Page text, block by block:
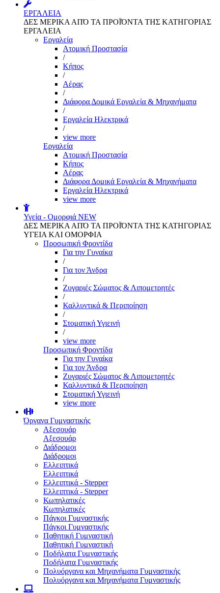
ΕΡΓΑΛΕΙΑ
ΔΕΣ ΜΕΡΙΚΑ ΑΠΌ ΤΑ ΠΡΟΪΌΝΤΑ ΤΗΣ ΚΑΤΗΓΟΡΙΑΣ
ΕΡΓΑΛΕΙΑ
Εργαλεία
Aτομική Προστασία
/
Kήπος
/
Αέρας
/
Διάφορα Δομικά Εργαλεία & Μηχανήματα
/
Εργαλεία Ηλεκτρικά
/
view more
Εργαλεία
Aτομική Προστασία
Kήπος
Αέρας
Διάφορα Δομικά Εργαλεία & Μηχανήματα
Εργαλεία Ηλεκτρικά
view more
Υγεία - Ομορφιά NEW
ΔΕΣ ΜΕΡΙΚΑ ΑΠΌ ΤΑ ΠΡΟΪΌΝΤΑ ΤΗΣ ΚΑΤΗΓΟΡΙΑΣ
ΥΓΕΙΑ ΚΑΙ ΟΜΟΡΦΙΑ
Προσωπική Φροντίδα
Για την Γυναίκα
/
Για τον Άνδρα
/
Ζυγαριές Σώματος & Λιπομετρητές
/
Καλλυντικά & Περιποίηση
/
Στοματική Υγιεινή
/
view more
Προσωπική Φροντίδα
Για την Γυναίκα
Για τον Άνδρα
Ζυγαριές Σώματος & Λιπομετρητές
Καλλυντικά & Περιποίηση
Στοματική Υγιεινή
view more
Όργανα Γυμναστικής
Αξεσουάρ
Αξεσουάρ
Διάδρομοι
Διάδρομοι
Ελλειπτικά
Ελλειπτικά
Ελλειπτικά - Stepper
Ελλειπτικά - Stepper
Κωπηλατικές
Κωπηλατικές
Πάγκοι Γυμναστικής
Πάγκοι Γυμναστικής
Παθητική Γυμναστική
Παθητική Γυμναστική
Ποδήλατα Γυμναστικής
Ποδήλατα Γυμναστικής
Πολυόργανα και Μηχανήματα Γυμναστικής
Πολυόργανα και Μηχανήματα Γυμναστικής